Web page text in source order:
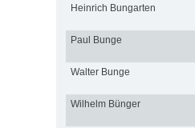
Heinrich Bungarten
Paul Bunge
Walter Bunge
Wilhelm Bünger